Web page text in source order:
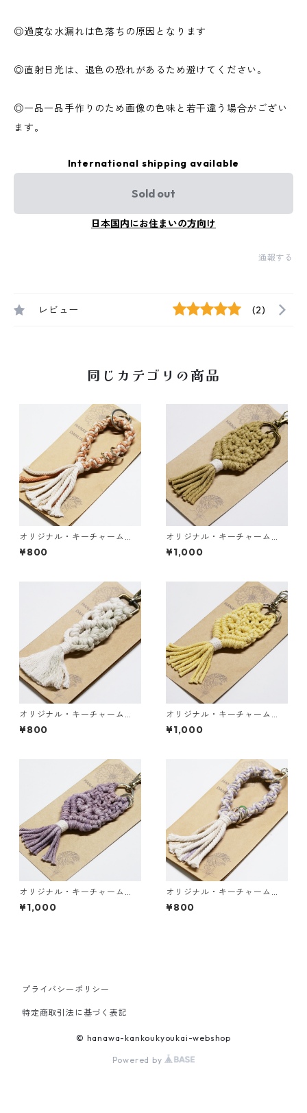
◎過度な水漏れは色落ちの原因となります
◎直射日光は、退色の恐れがあるため避けてください。
◎一品一品手作りのため画像の色味と若干違う場合がござい
ます。
International shipping available
Sold out
日本国内にお住まいの方向け
通報する
レビュー (2)
同じカテゴリの商品
オリジナル・キーチャーム
（ダリア006）
¥800
オリジナル・キーチャーム
（ヨモギ004）
¥1,000
オリジナル・キーチャーム
（タケノコ）
¥800
オリジナル・キーチャーム
（ダリア005）
¥1,000
オリジナル・キーチャーム
（ウメノキゴケ003）
¥1,000
オリジナル・キーチャーム
（ウメノキゴケ002）
¥800
プライバシーポリシー
特定商取引法に基づく表記
© hanawa-kankoukyoukai-webshop
Powered by